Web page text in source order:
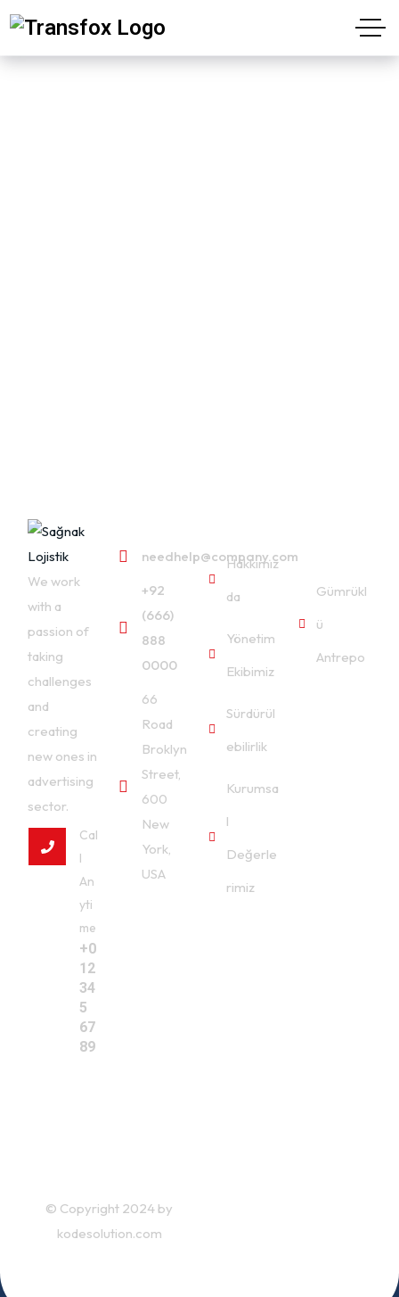
We work
with a
passion of
taking
challenges
and
creating
new ones in
advertising
sector.
Cal
l
An
yti
me
+0
12
34
5
67
89
needhelp@company.com
+92
(666)
888
0000
66
Road
Broklyn
Street,
600
New
York,
USA
Hakkımız
da
Yönetim
Ekibimiz
Sürdürül
ebilirlik
Kurumsa
l
Değerle
rimiz
Gümrükl
ü
Antrepo
© Copyright 2024 by
kodesolution.com